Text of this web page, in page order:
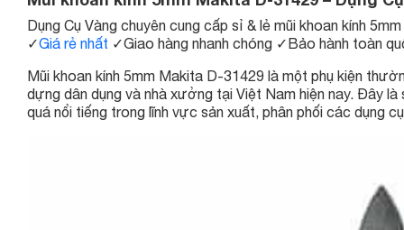
Dụng Cụ Vàng chuyên cung cấp sỉ & lẻ mũi khoan kính
✓Giá rẻ nhất ✓Giao hàng nhanh chóng ✓Bảo hành toàn
Mũi khoan kính 5mm Makita D-31429 là một phụ kiện
dựng dân dụng và nhà xưởng tại Việt Nam hiện nay. Đây
quá nổi tiếng trong lĩnh vực sản xuất, phân phối các dụng